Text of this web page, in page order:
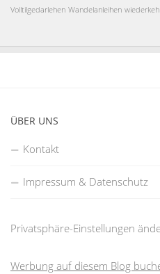
Volltilgedarlehen Wandelanleihen
ÜBER UNS
Kontakt
Impressum & Datenschutz
Privatsphäre-Einstellungen
Werbung auf diesem Blog